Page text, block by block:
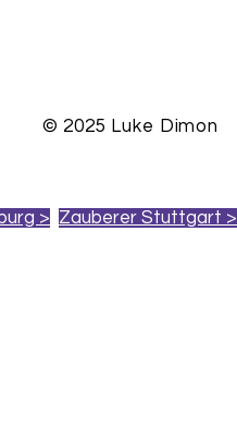
© 2025 Luke Dimon
> Zauberer Stuttgart >